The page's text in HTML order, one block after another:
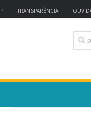
TRANSPARÊNCIA